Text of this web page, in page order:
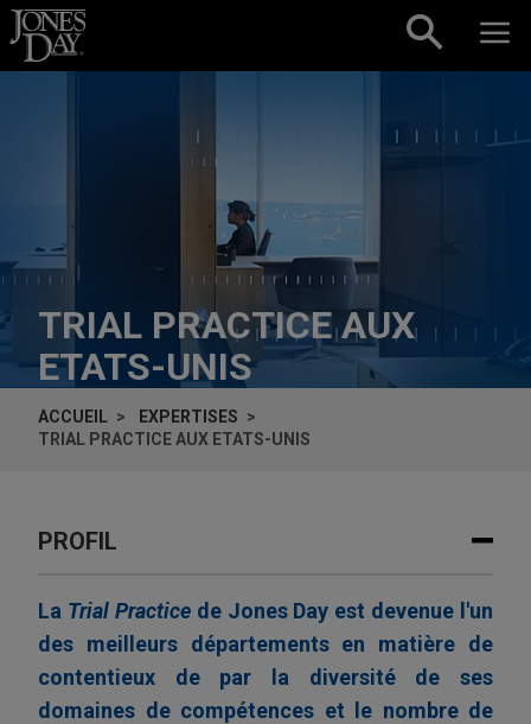
Skip to content
TRIAL PRACTICE AUX
ETATS-UNIS
ACCUEIL
EXPERTISES
TRIAL PRACTICE AUX ETATS-UNIS
PROFIL
La Trial Practicede Jones Day est devenue l'un
des meilleurs départements en matière de
contentieux de par la diversité de ses
domaines de compétences et le nombre de